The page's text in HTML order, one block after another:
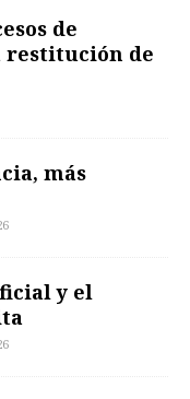
de
de
más
y el